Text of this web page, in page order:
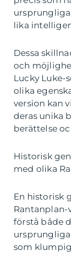
lika
Dessa
och
Lucky Luke-
olika
version kan
deras unika
berättelse
Historisk
med olika
En historisk
Rantanplan-
förstå både
som